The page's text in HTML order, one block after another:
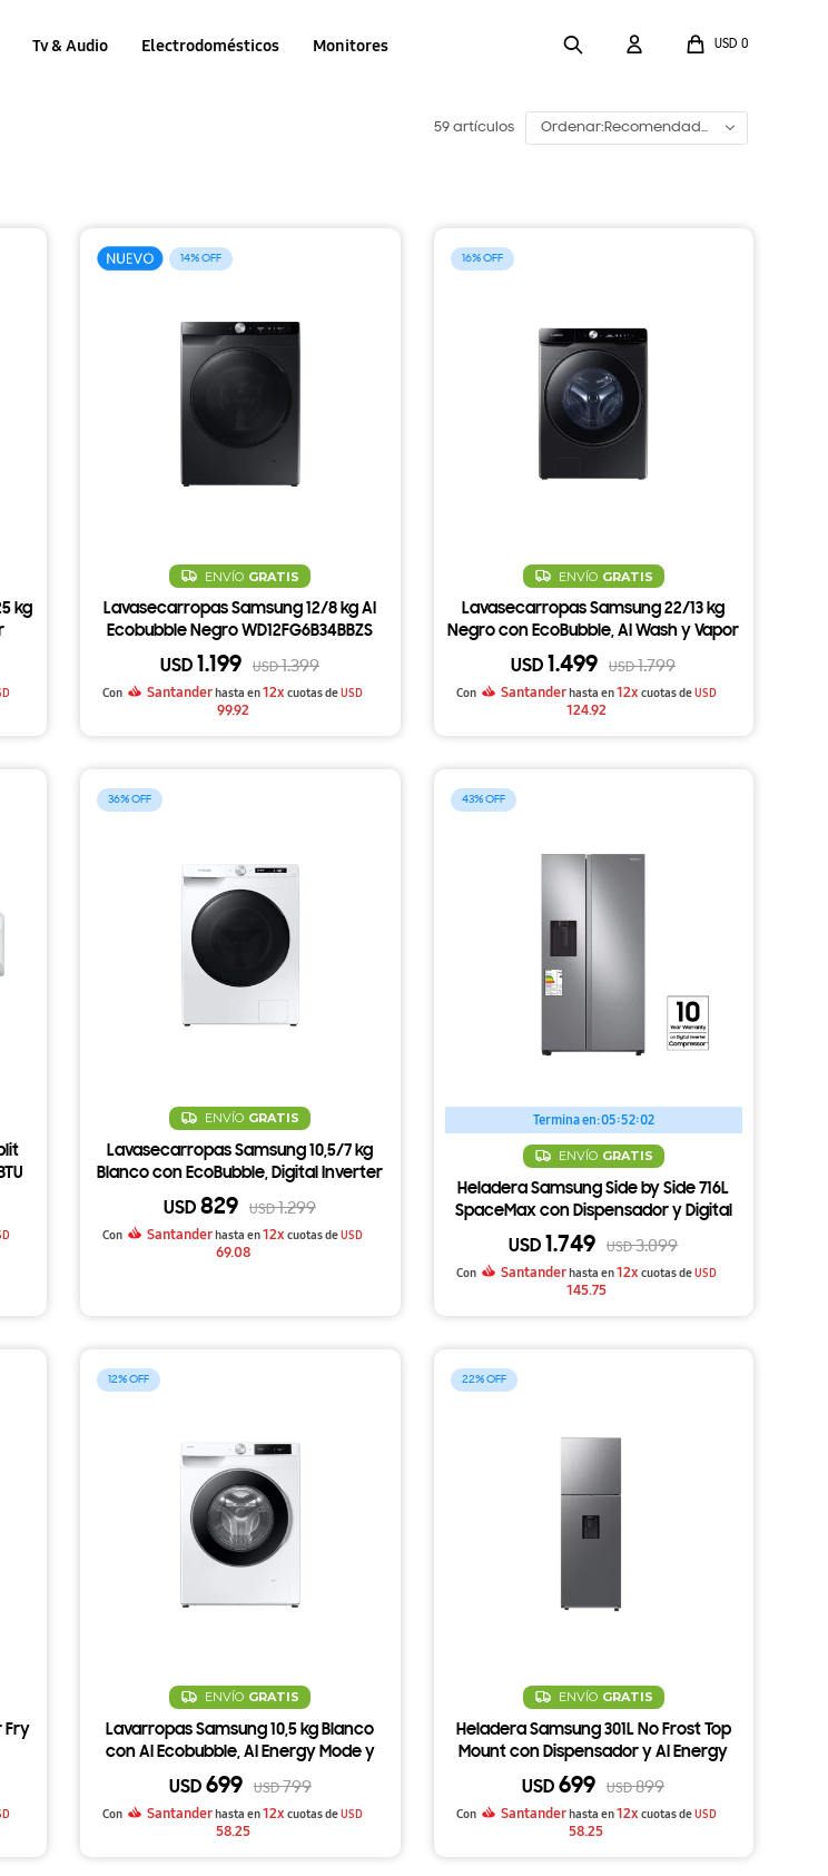
Tv & Audio Electrodomésticos Monitores USD 0
59 artículos Recomendado
kg
14
ENVÍO GRATIS
Lavasecarropas Samsung 12/8 kg AI
Ecobubble Negro WD12FG6B34BBZS
USD 1.199 USD 1.399
Con Santanderhasta en12x cuotas deUSD
99.92
16
ENVÍO GRATIS
Lavasecarropas Samsung 22/13 kg
Negro con EcoBubble, AI Wash y Vapor
WD22T6500GV
USD 1.499 USD 1.799
Con Santander hasta en12x cuotas deUSD
124.92
36
ENVÍO GRATIS
Lavasecarropas Samsung 10,5/7 kg
Blanco con EcoBubble, Digital Inverter
y AI Control — WD10T534DBW
USD 829 USD 1.299
Con Santanderhasta en12x cuotas deUSD
69.08
43
Termina en:05:52:01
ENVÍO GRATIS
Heladera Samsung Side by Side 716L
SpaceMax con Dispensador y Digital
Inverter RS27T5200S9
USD 1.749 USD 3.099
Con Santanderhasta en12x cuotas deUSD
145.75
Fry
12
ENVÍO GRATIS
Lavarropas Samsung 10,5 kg Blanco
con AI Ecobubble, AI Energy Mode y
Vapor Higiénico WW10DG6U34LE
USD 699 USD 799
Con Santanderhasta en12x cuotas deUSD
58.25
22
ENVÍO GRATIS
Heladera Samsung 301L No Frost Top
Mount con Dispensador y AI Energy
Mode RT31DG5220S9
USD 699 USD 899
Con Santanderhasta en12x cuotas deUSD
58.25